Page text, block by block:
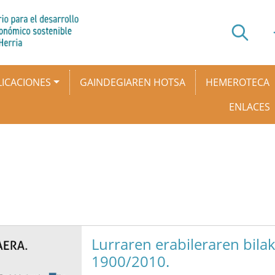
GAINDEGIAREN HOTSA
HEMEROTECA
ENLACES
Lurraren erabileraren
1900/2010.